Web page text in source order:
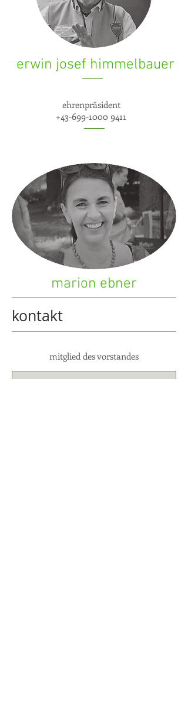
erwin josef himmelbauer
ehrenpräsident
+43-699-1000 9411
marion ebner
kontakt
mitglied des vorstandes